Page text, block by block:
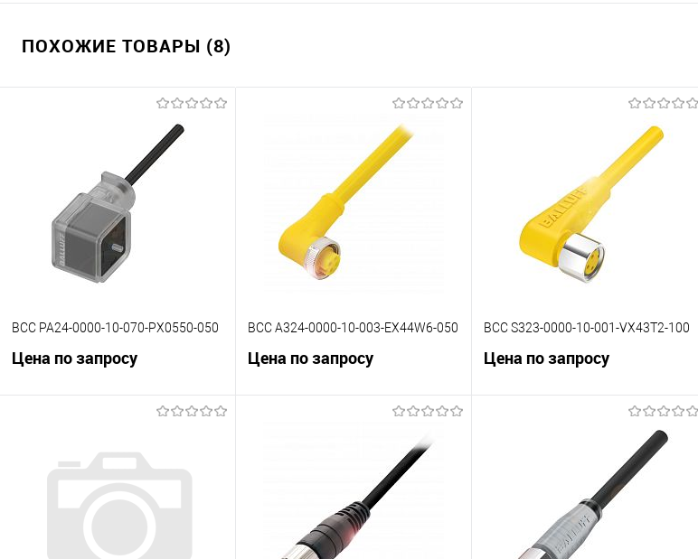
ПОХОЖИЕ ТОВАРЫ (8)
BCC PA24-0000-10-070-PX0550-050
Цена по запросу
В корзину
К сравнению
В избранное
Под заказ
BCC A324-0000-10-003-EX44W6-050
Цена по запросу
В корзину
Под заказ
BCC S323-0000-10-001-VX43T2-100
Цена по запросу
В корзину